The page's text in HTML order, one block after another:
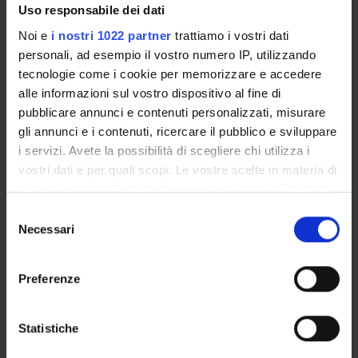
Uso responsabile dei dati
Noi e i nostri 1022 partner trattiamo i vostri dati
personali, ad esempio il vostro numero IP, utilizzando
tecnologie come i cookie per memorizzare e accedere
alle informazioni sul vostro dispositivo al fine di
pubblicare annunci e contenuti personalizzati, misurare
gli annunci e i contenuti, ricercare il pubblico e sviluppare
i servizi. Avete la possibilità di scegliere chi utilizza i
vostri dati e per quali scopi. Le vostre scelte in materia di
privacy sono applicabili solo su questa proprietà digitale
modificare o revocare il proprio consenso in qualsiasi
momento dalla Dichiarazione sui cookie o facendo clic
raccogliere informazioni sulla tua posizione
geografica, con un'approssimazione di qualche
delNecessari
Preferenze
Statistiche
Full Professor
RESEARCH AREAS INVOLVED IN THE PROJECT
Archeologia del mondo antico e medievale
Archaeology, archaeometry, landscape archaeology
Scienze dell'antichità